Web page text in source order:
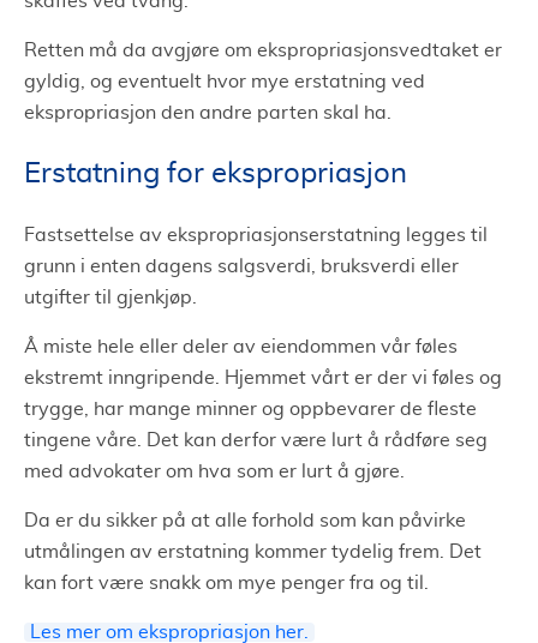
Retten må da avgjøre om ekspropriasjonsvedtaket er
gyldig, og eventuelt hvor mye erstatning ved
ekspropriasjon den andre parten skal ha.
Erstatning for ekspropriasjon
Fastsettelse av ekspropriasjonserstatning legges til
grunn i enten dagens salgsverdi, bruksverdi eller
utgifter til gjenkjøp.
Å miste hele eller deler av eiendommen vår føles
ekstremt inngripende. Hjemmet vårt er der vi føles og
trygge, har mange minner og oppbevarer de fleste
tingene våre. Det kan derfor være lurt å rådføre seg
med advokater om hva som er lurt å gjøre.
Da er du sikker på at alle forhold som kan påvirke
utmålingen av erstatning kommer tydelig frem. Det
kan fort være snakk om mye penger fra og til.
Les mer om ekspropriasjon her.